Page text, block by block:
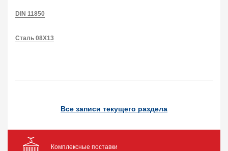
DIN 11850
Сталь 08Х13
Все записи текущего раздела
Комплексные поставки